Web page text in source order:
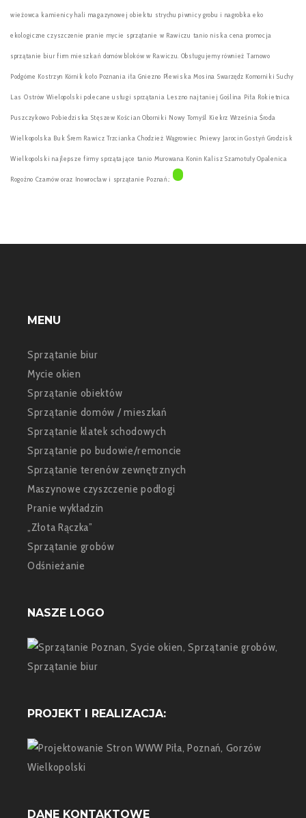
wieżowca kamienicy hali magazynowej obiektu strychu piwnicy grobu i nagrobka eko
ekologiczne czyszczenie pranie mycie sprzątanie w Rawiczu tanio niska cena promocja
sprzątanie biur firm mieszkań domów bloków w Rawiczu. Obsługujemy również Tarnowo
Podgórne Kostrzyn Kórnik koło Poznania iła Gniezno Plewiska Mosina Swarzędz Komorniki Suchy
Las Ostrów Wielopolski polecane usługi sprzątania Leszno najtaniej Goślina Piła Rokietnica
Puszczykowo Pobiedziska Stęszew Kościan Oborniki Nowy Tomyśl Kiekrz Września Środa
Wielkopolska Buk Śrem Rawicz Trzcianka Chodzież Wągrowiec Pniewy Jarocin Gostyń Grodzisk
Wielkopolski najlepsze firmy sprzątające tanio Murowana Konin Kalisz Szamotuły Opalenica
Rogoźno Czarnów oraz Inowrocław i sprzątanie Poznań.:
MENU
Sprzątanie biur
Mycie okien
Sprzątanie obiektów
Sprzątanie domów / mieszkań
Sprzątanie klatek schodowych
Sprzątanie po budowie/remoncie
Sprzątanie terenów zewnętrznych
Maszynowe czyszczenie podłogi
Pranie wykładzin
„Złota Rączka”
Sprzątanie grobów
Odśnieżanie
NASZE LOGO
PROJEKT I REALIZACJA:
DANE KONTAKTOWE